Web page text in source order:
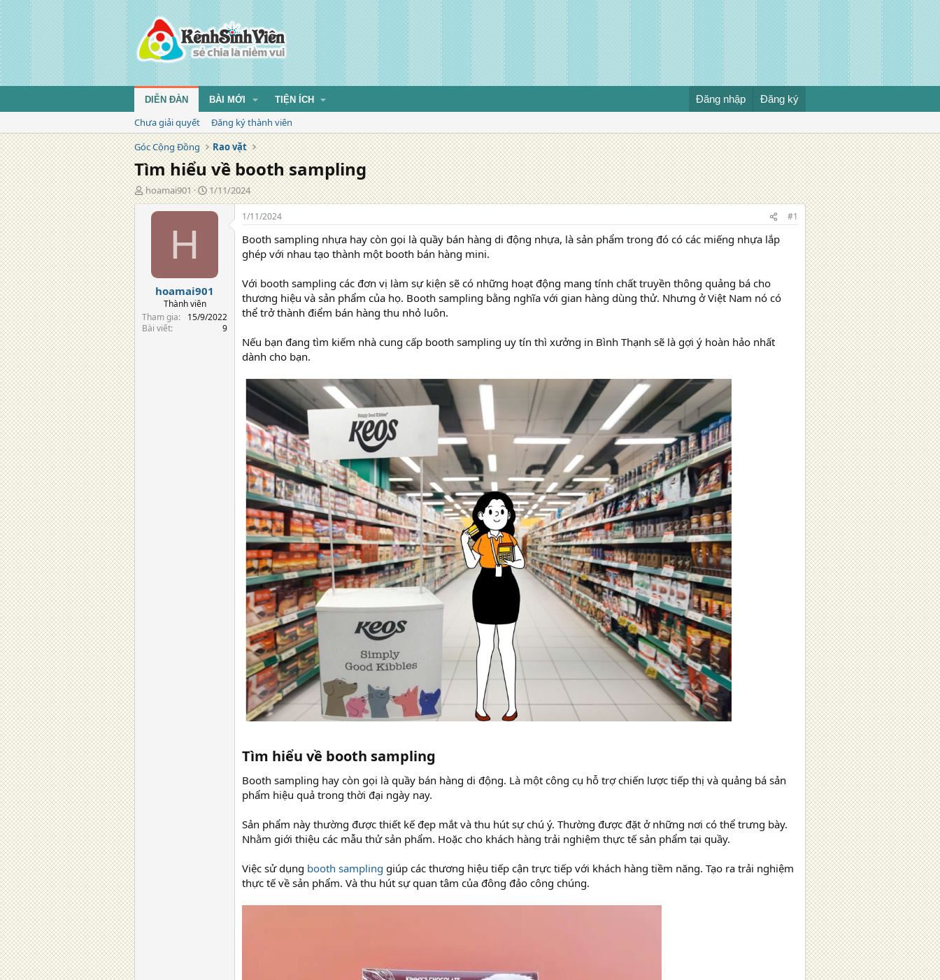
DIỄN ĐÀN BÀI MỚI TIỆN ÍCH Đăng nhập Đăng ký
Chưa giải quyết
Đăng ký thành viên
Góc Cộng Đồng
Rao vặt
Tìm hiểu về booth sampling
T
á
hoamai901
N
g
à
g
1/11/2024
H
hoamai901
Thành viên
Tham gia
15/9/2022
Bài viết
9
1/11/2024 #1
Booth sampling nhựa hay còn gọi là quầy bán hàng di động nhựa, là sản phẩm trong đó có các miếng nhựa lắp
ghép với nhau tạo thành một booth bán hàng mini.
Với booth sampling các đơn vị làm sự kiện sẽ có những hoạt động mang tính chất truyền thông quảng bá cho
thương hiệu và sản phẩm của họ. Booth sampling bằng nghĩa với gian hàng dùng thử. Nhưng ở Việt Nam nó có
thể trở thành điểm bán hàng thu nhỏ luôn.
Nếu bạn đang tìm kiếm nhà cung cấp booth sampling uy tín thì xưởng in Bình Thạnh sẽ là gợi ý hoàn hảo nhất
dành cho bạn.
Tìm hiểu về booth sampling​
Booth sampling hay còn gọi là quầy bán hàng di động. Là một công cụ hỗ trợ chiến lược tiếp thị và quảng bá sản
phẩm hiệu quả trong thời đại ngày nay.
Sản phẩm này thường được thiết kế đẹp mắt và thu hút sự chú ý. Thường được đặt ở những nơi có thể trưng bày.
Nhằm giới thiệu các mẫu thử sản phẩm. Hoặc cho khách hàng trải nghiệm thực tế sản phẩm tại quầy.
Việc sử dụng booth sampling giúp các thương hiệu tiếp cận trực tiếp với khách hàng tiềm năng. Tạo ra trải nghiệm
thực tế về sản phẩm. Và thu hút sự quan tâm của đông đảo công chúng.